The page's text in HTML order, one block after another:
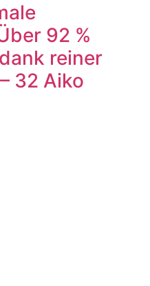
92 %
reiner
32 Aiko